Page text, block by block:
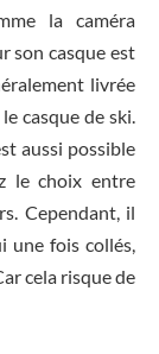
la caméra
son casque est
livrée
casque de ski.
aussi possible
le choix entre
Cependant, il
une fois collés,
cela risque de